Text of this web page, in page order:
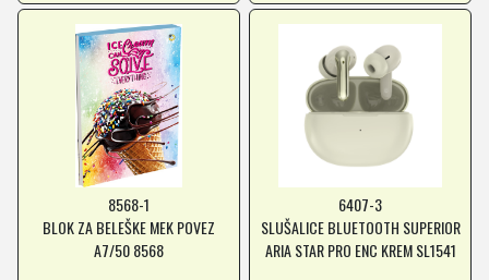
8568-1
BLOK ZA BELEŠKE MEK POVEZ
A7/50 8568
6407-3
SLUŠALICE BLUETOOTH SUPERIOR
ARIA STAR PRO ENC KREM SL1541